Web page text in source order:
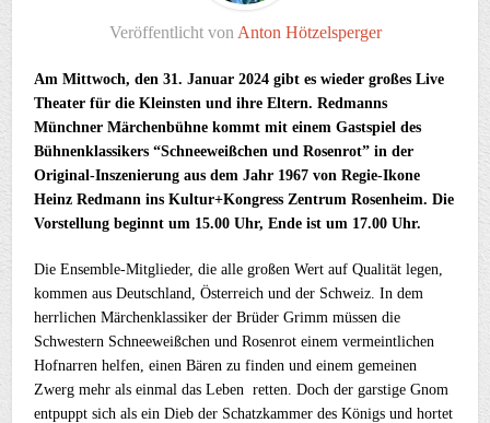
Veröffentlicht von Anton Hötzelsperger
Am Mittwoch, den 31. Januar 2024 gibt es wieder großes Live
Theater für die Kleinsten und ihre Eltern. Redmanns
Münchner Märchenbühne kommt mit einem Gastspiel des
Bühnenklassikers “Schneeweißchen und Rosenrot” in der
Original-Inszenierung aus dem Jahr 1967 von Regie-Ikone
Heinz Redmann ins Kultur+Kongress Zentrum Rosenheim. Die
Vorstellung beginnt um 15.00 Uhr, Ende ist um 17.00 Uhr.
Die Ensemble-Mitglieder, die alle großen Wert auf Qualität legen,
kommen aus Deutschland, Österreich und der Schweiz. In dem
herrlichen Märchenklassiker der Brüder Grimm müssen die
Schwestern Schneeweißchen und Rosenrot einem vermeintlichen
Hofnarren helfen, einen Bären zu finden und einem gemeinen
Zwerg mehr als einmal das Leben retten. Doch der garstige Gnom
entpuppt sich als ein Dieb der Schatzkammer des Königs und hortet